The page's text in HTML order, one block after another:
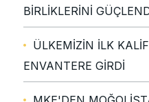
BİRLİKLERİNİ
ÜLKEMİZİN İLK
ENVANTERE GİRDİ